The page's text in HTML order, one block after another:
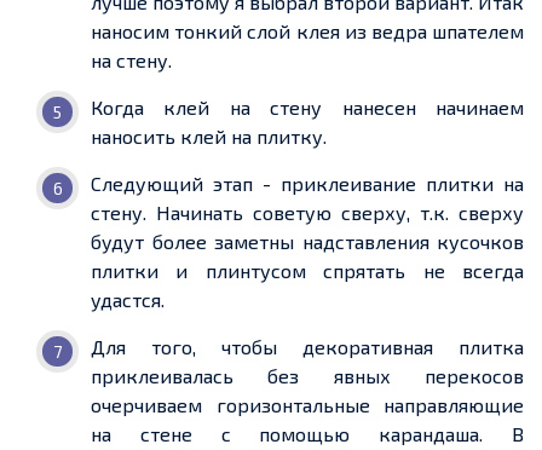
наносим тонкий слой клея из ведра шпателем
на стену.
Когда клей на стену нанесен начинаем
наносить клей на плитку.
Следующий этап - приклеивание плитки на
стену. Начинать советую сверху, т.к. сверху
будут более заметны надставления кусочков
плитки и плинтусом спрятать не всегда
удастся.
Для того, чтобы декоративная плитка
приклеивалась без явных перекосов
очерчиваем горизонтальные направляющие
на стене с помощью карандаша. В